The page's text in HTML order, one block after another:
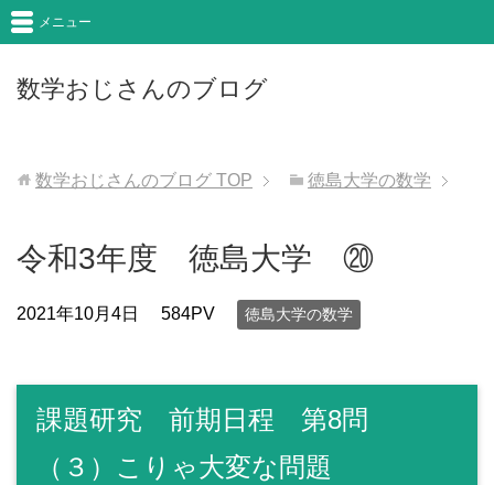
数学おじさんのブログ
メニュー
数学おじさんのブログ TOP 徳島大学の数学
令和3年度 徳島大学 ⑳
2021年10月4日 584PV 徳島大学の数学
課題研究 前期日程 第8問
（３）こりゃ大変な問題